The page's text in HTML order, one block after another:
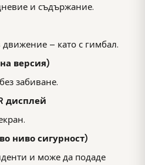
и съдържание.
– като с гимбал.
версия)
забиване.
дисплей
ниво сигурност)
и може да подаде